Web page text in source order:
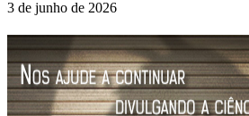
3 de junho de 2026